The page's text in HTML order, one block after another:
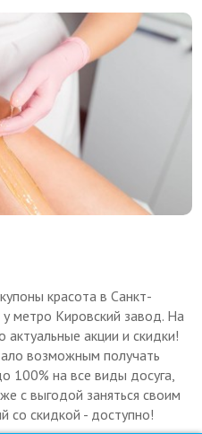
красота в Санкт-
метро Кировский завод. На
акции и скидки!
возможным получать
100% на все виды досуга,
с выгодой заняться своим
со скидкой - доступно!